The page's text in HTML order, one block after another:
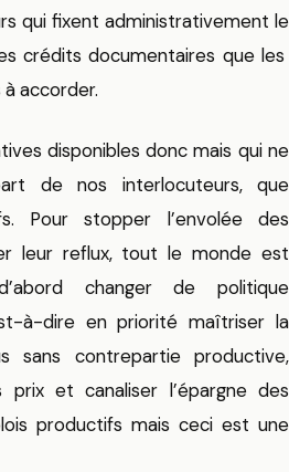
qui fixent administrativement le
crédits documentaires que les
accorder.
disponibles donc mais qui ne
de nos interlocuteurs, que
Pour stopper l’envolée des
leur reflux, tout le monde est
changer de politique
à-dire en priorité maîtriser la
sans contrepartie productive,
et canaliser l’épargne des
productifs mais ceci est une